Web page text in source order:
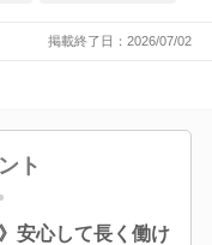
掲載終了日：2026/07/02
ト
安心して長く働け